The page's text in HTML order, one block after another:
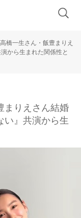
橋一生さん・飯豊まりえ
から生まれた関係性と
まりえさん結婚
い』共演から生